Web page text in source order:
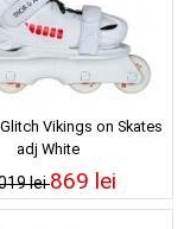
Vikings on Skates
adj White
lei869 lei